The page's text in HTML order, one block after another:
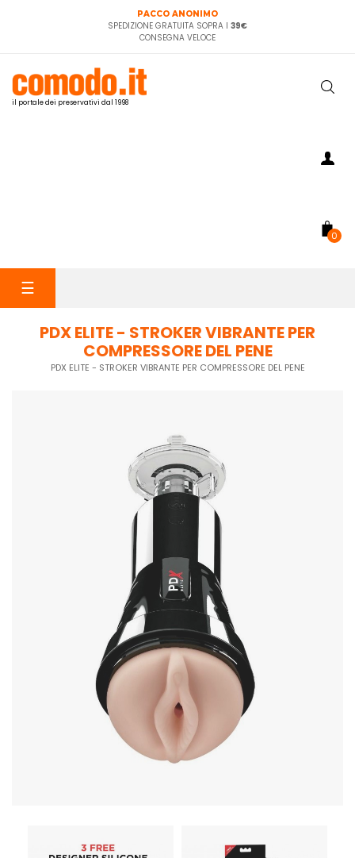
PACCO ANONIMO
SPEDIZIONE GRATUITA SOPRA I 39€
CONSEGNA VELOCE
il portale dei preservativi dal 1998
0
navigazione
☰
PDX ELITE - STROKER VIBRANTE PER
COMPRESSORE DEL PENE
PDX ELITE - STROKER VIBRANTE PER COMPRESSORE DEL PENE